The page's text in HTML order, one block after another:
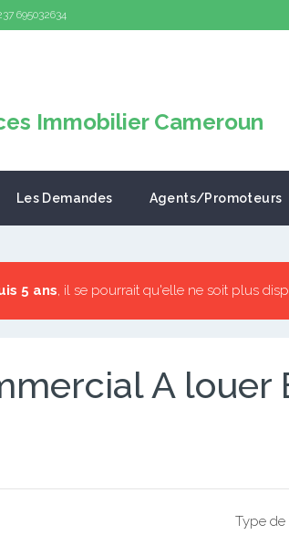
695032634
Les Demandes Agents/Promoteurs
5 ans, il se pourrait qu'elle ne soit plus
A louer
Type de